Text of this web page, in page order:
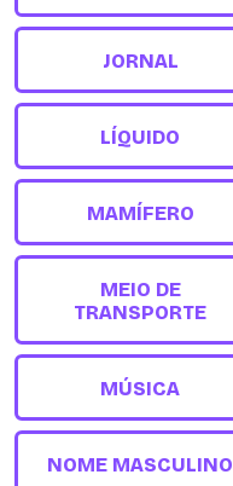
JORNAL
LÍQUIDO
MAMÍFERO
MEIO DE
TRANSPORTE
MÚSICA
NOME MASCULINO